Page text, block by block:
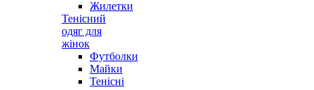
Жилетки
Тенісний
одяг для
жінок
Футболки
Майки
Тенісні